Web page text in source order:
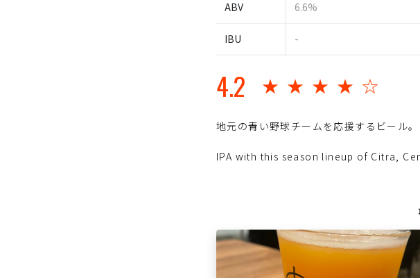
ABV 6.6%
IBU -
4.2 ★★★★☆
地元の青い野球チームを応援するビール
IPA with this season lineup of Citra,